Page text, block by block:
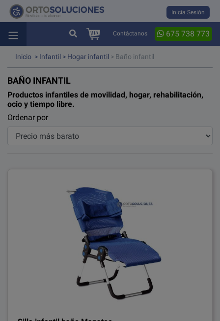
Inicia Sesión
Contáctanos 675 738 773
Inicio > Infantil > Hogar infantil > Baño infantil
BAÑO INFANTIL
Productos infantiles de movilidad, hogar, rehabilitación,
ocio y tiempo libre.
Ordenar por